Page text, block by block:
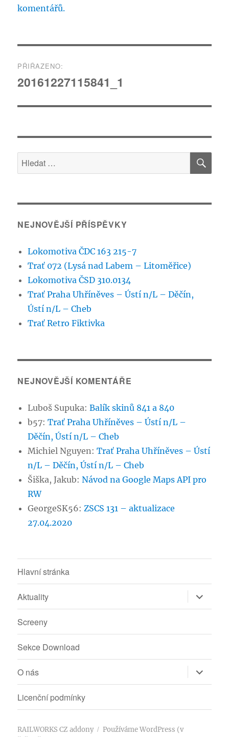
komentářů.
pro
PŘIŘAZENO:
20161227115841_1
Hledat:
NEJNOVĚJŠÍ PŘÍSPĚVKY
Lokomotiva ČDC 163 215-7
Trať 072 (Lysá nad Labem – Litoměřice)
Lokomotiva ČSD 310.0134
Trať Praha Uhříněves – Ústí n/L – Děčín,
Ústí n/L – Cheb
Trať Retro Fiktivka
NEJNOVĚJŠÍ KOMENTÁŘE
Luboš Supuka:Balík skinů 841 a 840
b57:Trať Praha Uhříněves – Ústí n/L –
Děčín, Ústí n/L – Cheb
Michiel Nguyen:Trať Praha Uhříněves – Ústí
n/L – Děčín, Ústí n/L – Cheb
Šiška, Jakub:Návod na Google Maps API pro
RW
GeorgeSK56:ZSCS 131 – aktualizace
27.04.2020
Hlavní stránka
Aktuality Zobrazit
položky
Screeny
Sekce Download
O nás Zobrazit
položky
Licenční podmínky
RAILWORKS CZ addony
Používáme WordPress (v